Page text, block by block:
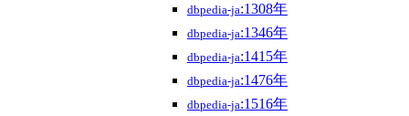
dbpedia-ja:1308年
dbpedia-ja:1346年
dbpedia-ja:1415年
dbpedia-ja:1476年
dbpedia-ja:1516年